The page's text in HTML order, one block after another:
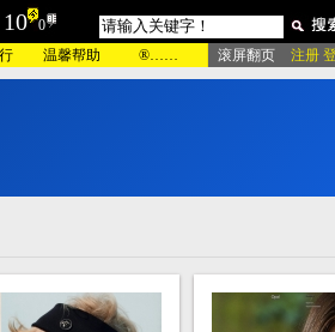
10
0
温馨帮助 ®…… 注册
滚屏翻页
咖啡酷站 粉红酷站 绿色酷站
明星酷站 家具厨具